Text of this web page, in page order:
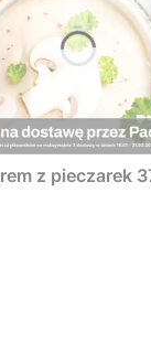
z pieczarek